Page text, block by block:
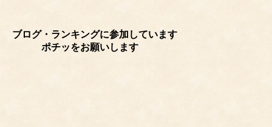
ブログ・ランキングに参加しています
ポチッをお願いします